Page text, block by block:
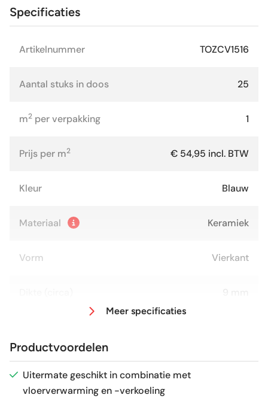
Specificaties
Artikelnummer TOZCV1516
Aantal stuks in doos 25
m2 per verpakking 1
Prijs per m2 € 54,95 incl. BTW
Kleur Blauw
Materiaal Keramiek
Vorm Vierkant
Antislipwaarde R9
Glans / Mat
Meer specificaties
Productvoordelen
Uitermate geschikt in combinatie met
vloerverwarming en -verkoeling